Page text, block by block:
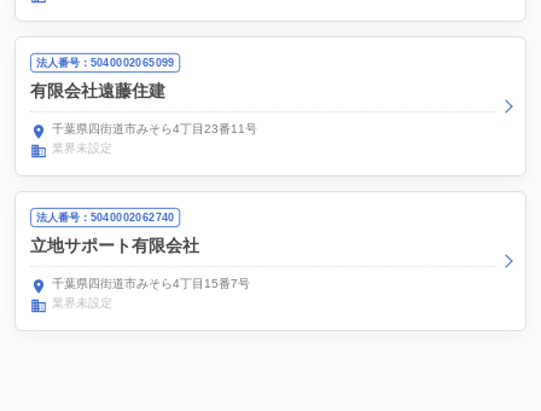
法人番号：5040002065099
有限会社遠藤住建
千葉県四街道市みそら4丁目23番11号
業界未設定
法人番号：5040002062740
立地サポート有限会社
千葉県四街道市みそら4丁目15番7号
業界未設定